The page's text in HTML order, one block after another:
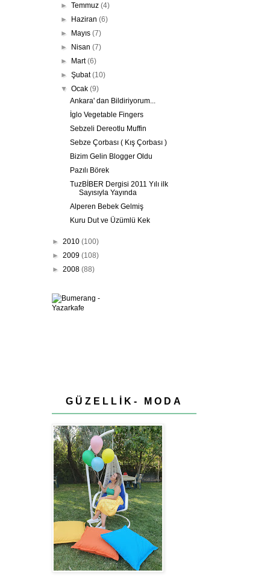
►Temmuz(4)
► Haziran(6)
► Mayıs(7)
► Nisan(7)
► Mart(6)
►Şubat(10)
▼Ocak(9)
Ankara' dan Bildiriyorum...
İglo Vegetable Fingers
Sebzeli Dereotlu Muffin
Sebze Çorbası ( Kış Çorbası )
Bizim Gelin Blogger Oldu
Pazılı Börek
TuzBİBER Dergisi 2011 Yılı ilk
Sayısıyla Yayında
Alperen Bebek Gelmiş
Kuru Dut ve Üzümlü Kek
► 2010 (100)
► 2009 (108)
► 2008 (88)
GÜZELLİK- MODA